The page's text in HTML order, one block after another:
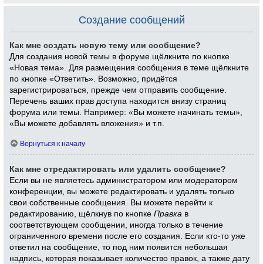
Создание сообщений
Как мне создать новую тему или сообщение?
Для создания новой темы в форуме щёлкните по кнопке
«Новая тема». Для размещения сообщения в теме щёлкните
по кнопке «Ответить». Возможно, придётся
зарегистрироваться, прежде чем отправить сообщение.
Перечень ваших прав доступа находится внизу страниц
форума или темы. Например: «Вы можете начинать темы»,
«Вы можете добавлять вложения» и т.п.
Вернуться к началу
Как мне отредактировать или удалить сообщение?
Если вы не являетесь администратором или модератором
конференции, вы можете редактировать и удалять только
свои собственные сообщения. Вы можете перейти к
редактированию, щёлкнув по кнопкеПравка в
соответствующем сообщении, иногда только в течение
ограниченного времени после его создания. Если кто-то уже
ответил на сообщение, то под ним появится небольшая
надпись, которая показывает количество правок, а также дату